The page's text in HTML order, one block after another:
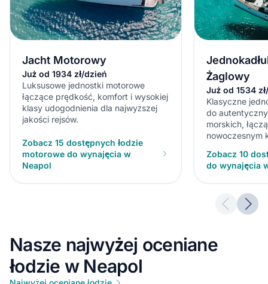
Jacht Motorowy
Już od 1934 zł/dzień
Luksusowe jednostki motorowe
łączące prędkość, komfort i wysokiej
klasy udogodnienia dla najwyższej
jakości rejsów.
Zobacz 15 dostępnych łodzie
motorowe do wynajęcia w
Neapol
Żaglowy
Już od 1534
Klasyczne
do
morskich,
nowoczesnym
Zobacz 10
do wynajęcia
Nasze najwyżej oceniane
łodzie w Neapol